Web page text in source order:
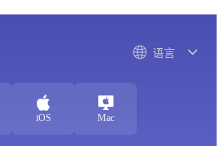
语言
iOS Mac